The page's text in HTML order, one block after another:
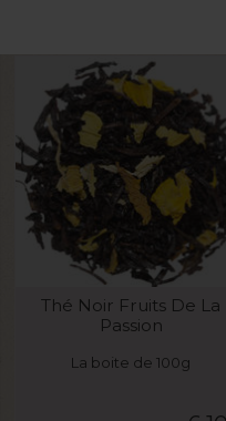
Thé Noir Fruits De La
Passion
La boite de 100g
VOIR LE PRODUIT